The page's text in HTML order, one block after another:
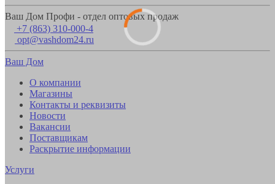
Ваш Дом Профи - отдел оптовых продаж
+7 (863) 310-000-4
opt@vashdom24.ru
Ваш Дом
О компании
Магазины
Контакты и реквизиты
Новости
Вакансии
Поставщикам
Раскрытие информации
Услуги